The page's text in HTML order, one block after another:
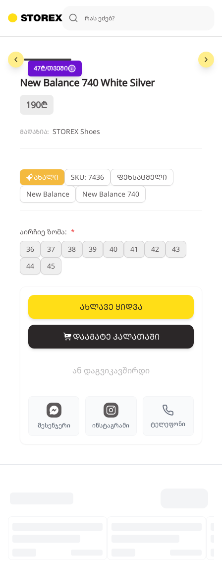
47₾/თვეში
New Balance 740 White Silver
190₾
მაღაზია: STOREX Shoes
ახალი SKU: 7436
ფეხსაცმელი
New Balance
New Balance 740
აირჩიე ზომა: *
36
37 38 39 40 41 42
43
44
45
ახლავე ყიდვა
View cart
დაამატე კალათაში
ან დაგვიკავშირდი
მესენჯერი ინსტაგრამი ტელეფონი